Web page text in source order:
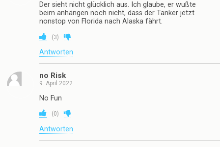
Der sieht nicht glücklich aus. Ich glaube, er wußte
beim anhängen noch nicht, dass der Tanker jetzt
nonstop von Florida nach Alaska fährt.
(3)
Antworten
no Risk
9. April 2022
No Fun
(0)
Antworten